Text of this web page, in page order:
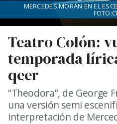
Teatro Colón:
temporada
qeer
“Theodora”, de George
una versión semi
interpretación de
MERCEDES MORÁN EN EL